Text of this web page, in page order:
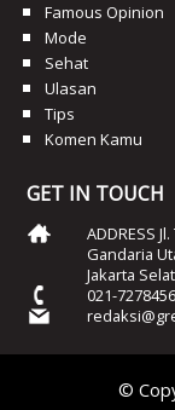
Famous Opinion
Mode
Sehat
Ulasan
Tips
Komen Kamu
GET IN TOUCH
ADDRESS
Gandaria
Jakarta
021-
©